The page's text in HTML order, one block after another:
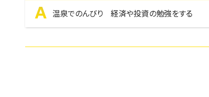
A 温泉でのんびり 経済や投資の勉強をする